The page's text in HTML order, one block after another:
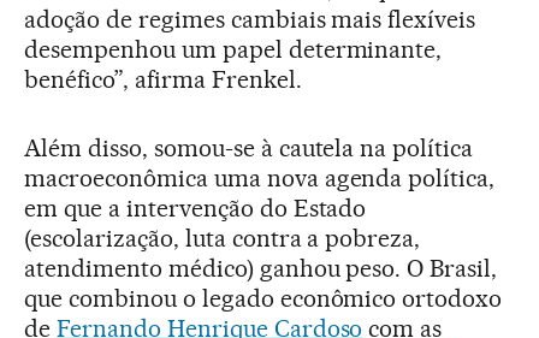
adoção de regimes cambiais mais flexíveis
desempenhou um papel determinante,
benéfico”, afirma Frenkel.
Além disso, somou-se à cautela na política
macroeconômica uma nova agenda política,
em que a intervenção do Estado
(escolarização, luta contra a pobreza,
atendimento médico) ganhou peso. O Brasil,
que combinou o legado econômico ortodoxo
de Fernando Henrique Cardoso com as